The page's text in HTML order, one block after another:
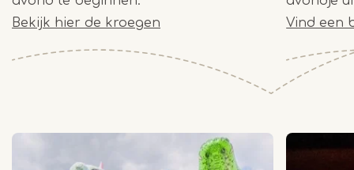
Bekijk hier de kroegen
Vind een